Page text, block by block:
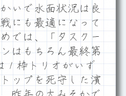
いで水面状況は良
にも最適になって
では、「タスクー
はもちろん最終第
１枠トリオがいず
ップを死守した濱